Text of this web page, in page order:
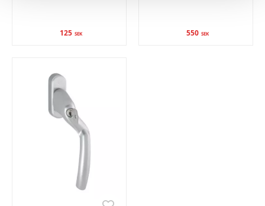
125 SEK 550 SEK